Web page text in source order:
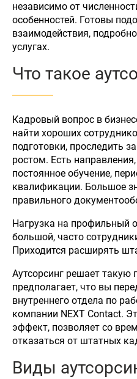
независимо от
особенностей. Готовы
взаимодействия,
услугах.
Что такое
Кадровый вопрос в
найти хороших
подготовки, проследить
ростом. Есть
постоянное обучение,
квалификации. Большое
правильного
Нагрузка на профильный
большой, часто
Приходится расширять
Аутсорсинг решает такую
предполагает, что вы
внутреннего отдела по
компании NEXT Contact.
эффект, позволяет со
отказаться от штатных
Виды